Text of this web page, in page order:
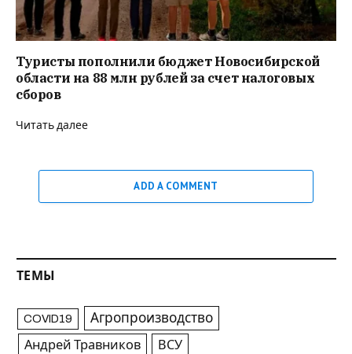
Туристы пополнили бюджет Новосибирской
области на 88 млн рублей за счет налоговых
сборов
Читать далее
ADD A COMMENT
ТЕМЫ
COVID19 Агропроизводство
Андрей Травников ВСУ